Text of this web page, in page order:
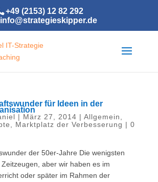
+49 (2153) 12 82 292
info@strategieskipper.de
für Ideen in der
| März 27, 2014 | Allgemein
Marktplatz der Verbesserung | 0
der 50er-Jahre Die wenigsten
aber wir haben es im
oder später im Rahmen der